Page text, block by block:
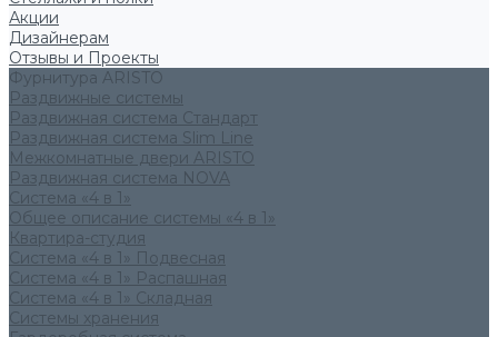
Акции
Дизайнерам
Отзывы и Проекты
Фурнитура ARISTO
Раздвижные системы
Раздвижная система Стандарт
Раздвижная система Slim Line
Межкомнатные двери ARISTO
Раздвижная система NOVA
Система «4 в 1»
Общее описание системы «4 в 1»
Квартира-студия
Система «4 в 1» Подвесная
Система «4 в 1» Распашная
Система «4 в 1» Складная
Системы хранения